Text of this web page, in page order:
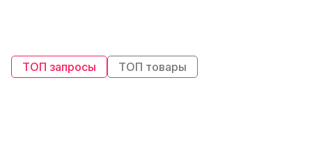
ТОП запросы ТОП товары